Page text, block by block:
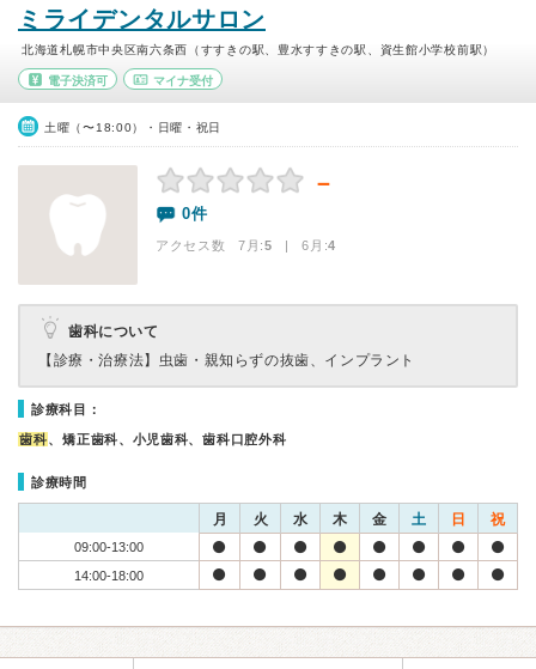
ミライデンタルサロン
北海道札幌市中央区南六条西（すすきの駅、豊水すすきの駅、資生館小学校前駅）
電子決済可 マイナ受付
土曜（〜18:00）・日曜・祝日
－
0件
アクセス数 7月:5 | 6月:4
歯科について
【診療・治療法】 虫歯・親知らずの抜歯、インプラント
診療科目：
歯科、矯正歯科、小児歯科、歯科口腔外科
診療時間
月 火 水 木 金 土 日 祝
09:00-13:00
14:00-18:00